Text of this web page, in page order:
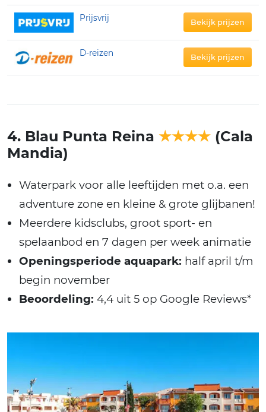
Prijsvrij Bekijk prijzen
D-reizen Bekijk prijzen
4. Blau Punta Reina ★★★★ (Cala
Mandia)
Waterpark voor alle leeftijden met o.a. een
adventure zone en kleine & grote glijbanen!
Meerdere kidsclubs, groot sport- en
spelaanbod en 7 dagen per week animatie
Openingsperiode aquapark: half april t/m
begin november
Beoordeling: 4,4 uit 5 op Google Reviews*